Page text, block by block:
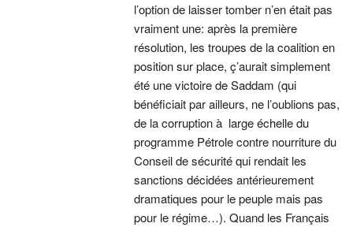
l’option de laisser tomber n’en était pas
vraiment une: après la première
résolution, les troupes de la coalition en
position sur place, ç’aurait simplement
été une victoire de Saddam (qui
bénéficiait par ailleurs, ne l’oublions pas,
de la corruption à large échelle du
programme Pétrole contre nourriture du
Conseil de sécurité qui rendait les
sanctions décidées antérieurement
dramatiques pour le peuple mais pas
pour le régime…). Quand les Français